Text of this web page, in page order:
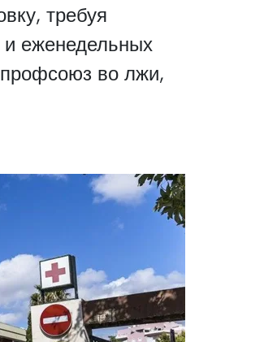
требуя
и еженедельных
во лжи,